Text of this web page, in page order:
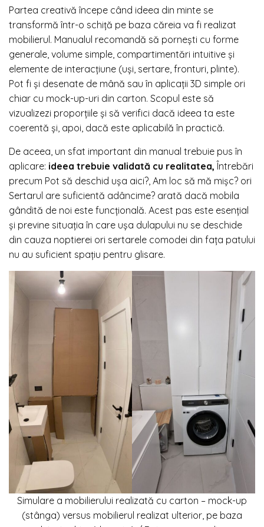
Partea creativă începe când ideea din minte se
transformă într-o schiță pe baza căreia va fi realizat
mobilierul. Manualul recomandă să pornești cu forme
generale, volume simple, compartimentări intuitive și
elemente de interacțiune (uși, sertare, fronturi, plinte).
Pot fi și desenate de mână sau în aplicații 3D simple ori
chiar cu mock-up-uri din carton. Scopul este să
vizualizezi proporțiile și să verifici dacă ideea ta este
coerentă și, apoi, dacă este aplicabilă în practică.
De aceea, un sfat important din manual trebuie pus în
aplicare: ideea trebuie validată cu realitatea,Întrebări
precum Pot să deschid ușa aici? Am loc să mă mișc? ori
Sertarul are suficientă adâncime? arată dacă mobila
gândită de noi este funcțională. Acest pas este esențial
și previne situația în care ușa dulapului nu se deschide
din cauza noptierei ori sertarele comodei din fața patului
nu au suficient spațiu pentru glisare.
Simulare a mobilierului realizată cu carton – mock-up
(stânga) versus mobilierul realizat ulterior, pe baza